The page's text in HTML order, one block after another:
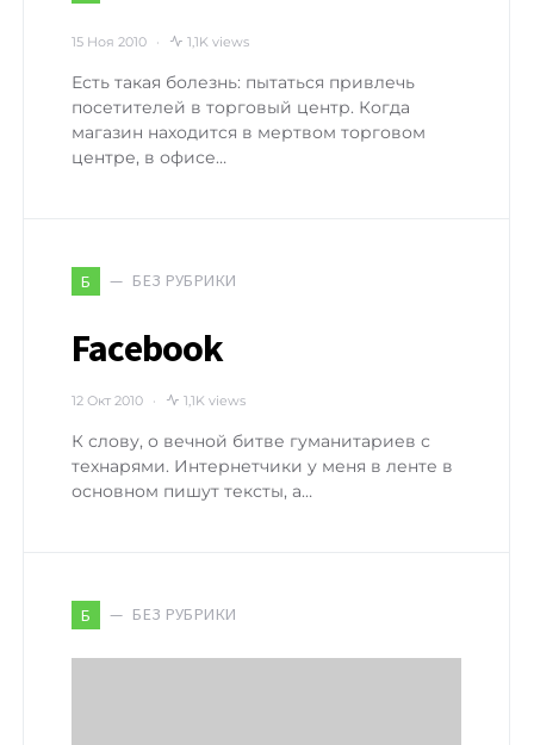
15 Ноя 2010 1,1K views
Есть такая болезнь: пытаться привлечь
посетителей в торговый центр. Когда
магазин находится в мертвом торговом
центре, в офисе…
Б БЕЗ РУБРИКИ
Facebook
12 Окт 2010 1,1K views
К слову, о вечной битве гуманитариев с
технарями. Интернетчики у меня в ленте в
основном пишут тексты, а…
Б БЕЗ РУБРИКИ